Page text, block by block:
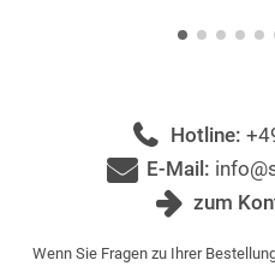
Hotline:
E-Mail:
zum
Wenn Sie Fragen zu Ihrer